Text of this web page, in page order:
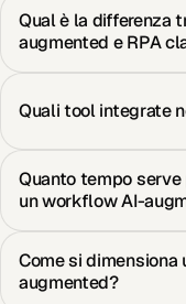
Qual è la differenza
augmented e RPA
Quali tool integrate
Quanto tempo serve
un workflow AI-
Come si dimensiona
augmented?